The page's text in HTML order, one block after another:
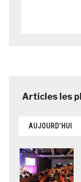
AUJOURD’HUI